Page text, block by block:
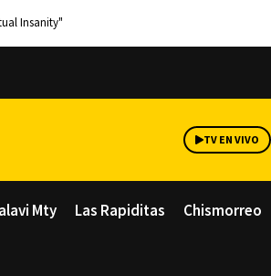
Insanity"
TV EN VIVO
Mty Las Rapiditas Chismorreo